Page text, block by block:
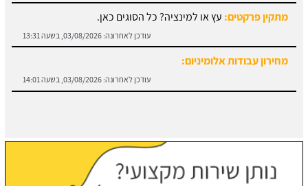
מחירון עבודות אלומיניום:
עודכן לאחרונה: 03/08/2026, בשעה 14:01
חוזה קבלן שלד:מידע והורדת הסכם מול קבלן שלד.
עודכן לאחרונה: 03/08/2026, בשעה 13:57